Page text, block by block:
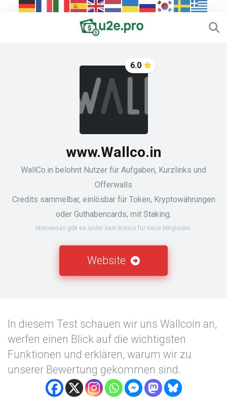
6.0
www.Wallco.in
WallCo.in belohnt Nutzer für Aufgaben, Kurzlinks und
Offerwalls
Credits sammelbar, einlösbar für Token, Kryptowährungen
oder Guthabencards, mit Staking.
Momentan gibt es leider kein Bonus für neue Mitglieder.
Website
In diesem Test schauen wir uns Wallcoin an,
werfen einen Blick auf die wichtigsten
Funktionen und erklären, warum wir zu
unserer Bewertung gekommen sind.